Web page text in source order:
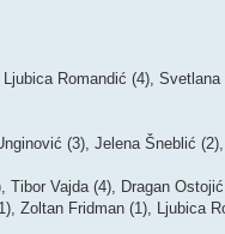
Romandić (4),
(3), Jelena Šneblić
Vajda (4), Dragan
Zoltan Fridman (1), Ljubica